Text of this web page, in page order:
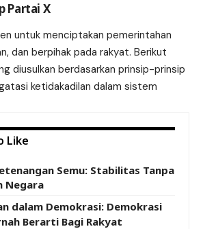
Partai X
untuk menciptakan pemerintahan
dan berpihak pada rakyat. Berikut
diusulkan berdasarkan prinsip-prinsip
ketidakadilan dalam sistem
Like
Semu: Stabilitas Tanpa
Negara
dalam Demokrasi: Demokrasi
Berarti Bagi Rakyat